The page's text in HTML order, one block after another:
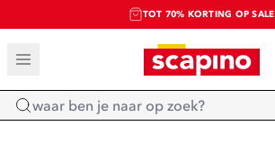
TOT 70% KORTING OP SALE
SALE: LAATSTE KANS!
SHOP NIEUW
Home